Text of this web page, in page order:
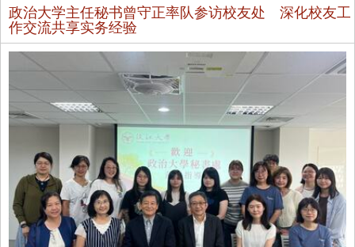
政治大学主任秘书曾守正率队参访校友处 深化校友工
作交流共享实务经验